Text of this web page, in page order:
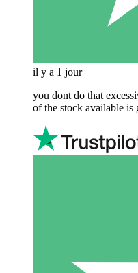
il y a 1 jour
you dont do that
of the stock available is